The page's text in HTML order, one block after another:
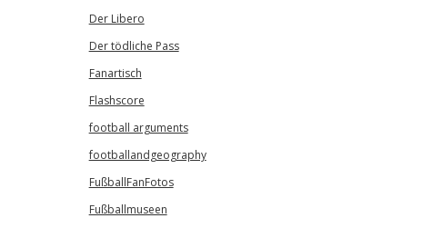
Der Libero
Der tödliche Pass
Fanartisch
Flashscore
football arguments
footballandgeography
FußballFanFotos
Fußballmuseen